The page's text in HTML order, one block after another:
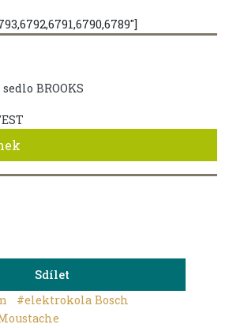
BROOKS
Sdílet
#elektrokola Bosch